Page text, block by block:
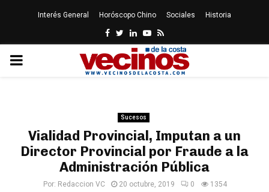
Interés General Horóscopo Chino Sociales Historia
Facebook
Twitter
LinkedinYoutube
Rss
PRIMARY
Sucesos
Vialidad Provincial, Imputan a un
Director Provincial por Fraude a la
Administración Pública
Por: Redaccion VC 20 octubre, 2019 0 1354